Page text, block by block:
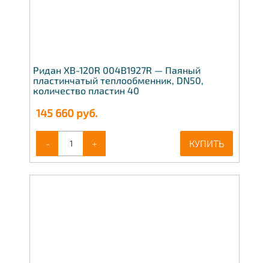
Ридан XB-120R 004B1927R — Паяный
пластинчатый теплообменник, DN50,
количество пластин 40
145 660 руб.
- + КУПИТЬ